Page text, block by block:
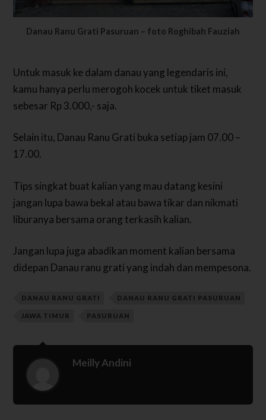
Danau Ranu Grati Pasuruan – foto Roghibah Fauziah
Untuk masuk ke dalam danau yang legendaris ini,
kamu hanya perlu merogoh kocek untuk tiket masuk
sebesar Rp 3.000,- saja.
Selain itu, Danau Ranu Grati buka setiap jam 07.00 –
17.00.
Tips singkat buat kalian yang mau datang kesini
jangan lupa bawa bekal atau bawa tikar dan nikmati
liburanya bersama orang terkasih kalian.
Jangan lupa juga abadikan moment kalian bersama
didepan Danau ranu grati yang indah dan mempesona.
DANAU RANU GRATI DANAU RANU GRATI PASURUAN
JAWA TIMUR PASURUAN
Meilly Andini